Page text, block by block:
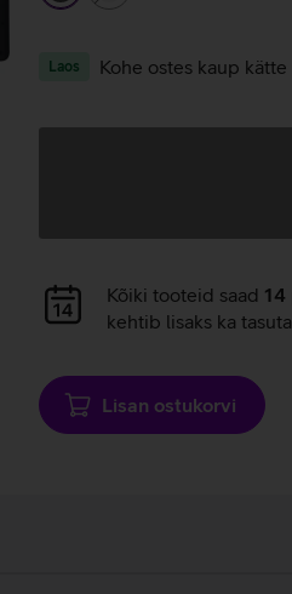
Laos Kohe ostes kaup kätte
Andmete
laadimine
Kõiki tooteid saad 14
kehtib lisaks ka
Lisan ostukorvi